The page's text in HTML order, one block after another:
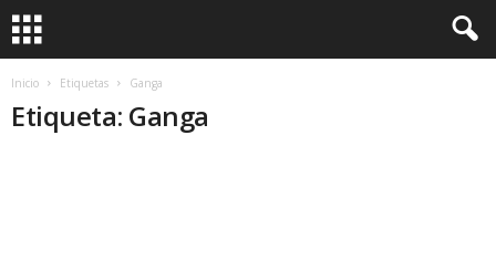
Inicio Etiquetas Ganga
Etiqueta: Ganga